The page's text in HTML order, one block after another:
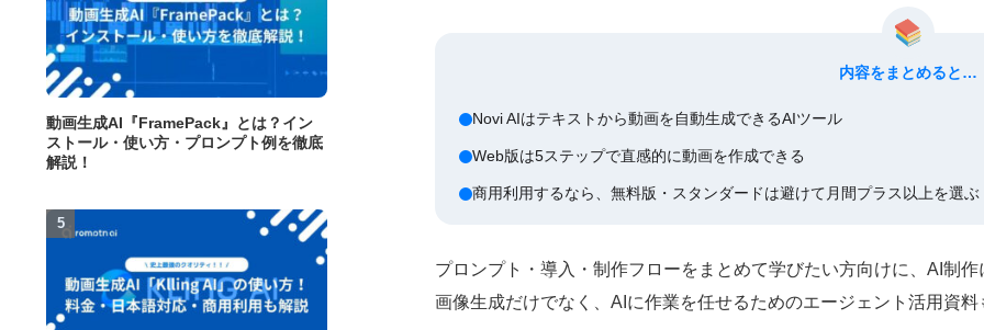
内容をまとめると…
Novi AIはテキストから動画を自動生成できるAIツール
Web版は5ステップで直感的に動画を作成できる
商用利用するなら、無料版・スタンダードは避けて月間プラス以上を選ぶ
プロンプト・導入・制作フローをまとめて学びたい方向けに、AI制
画像生成だけでなく、AIに作業を任せるためのエージェント活用資
動画生成AI『FramePack』とは？イン
ストール・使い方・プロンプト例を徹底
解説！